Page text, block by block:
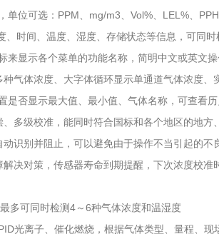
位可选：PPM、mg/m3、Vol%、LEL%、
时间、温度、湿度、存储状态等信息，可同时
显示各个菜单的功能名称，简明中文或英文操
体浓度、大字体循环显示单通道气体浓度、
否显示最大值、最小值、气体名称，可查看历
级校准，能同时符合国标和各个地区的地方
别并阻止，可以避免由于操作不当引起的不
对策，传感器寿命到期提醒，下次浓度校准
可同时检测4～6种气体浓度和温湿度
离子、催化燃烧，根据气体类型、量程、现